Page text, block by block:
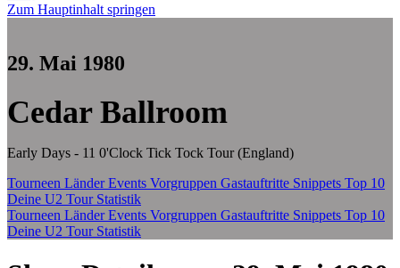
Zum Hauptinhalt springen
29. Mai 1980
Cedar Ballroom
Early Days - 11 0'Clock Tick Tock Tour (England)
Tourneen LänderEvents Vorgruppen Gastauftritte Snippets Top 10
Deine U2 Tour Statistik
Tourneen LänderEvents Vorgruppen Gastauftritte Snippets Top 10
Deine U2 Tour Statistik